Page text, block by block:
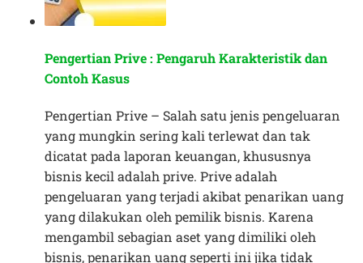
Pengertian Prive : Pengaruh Karakteristik dan
Contoh Kasus
Pengertian Prive – Salah satu jenis pengeluaran
yang mungkin sering kali terlewat dan tak
dicatat pada laporan keuangan, khususnya
bisnis kecil adalah prive. Prive adalah
pengeluaran yang terjadi akibat penarikan uang
yang dilakukan oleh pemilik bisnis. Karena
mengambil sebagian aset yang dimiliki oleh
bisnis, penarikan uang seperti ini jika tidak